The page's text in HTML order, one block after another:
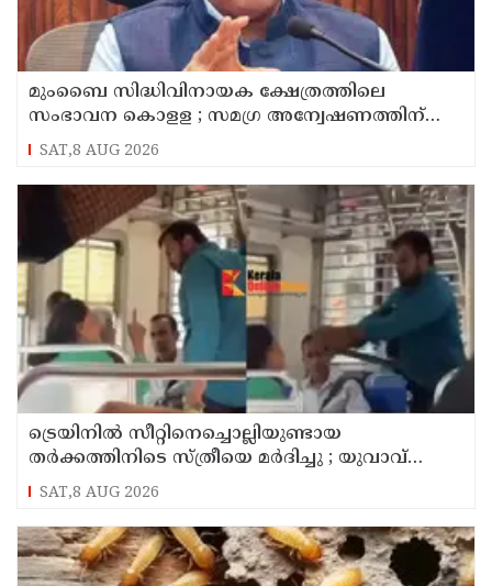
മുംബൈ സിദ്ധിവിനായക ക്ഷേത്രത്തിലെ
സംഭാവന കൊളള ; സമഗ്ര അന്വേഷണത്തിന്
ഉത്തരവിട്ട് മുഖ്യമന്ത്രി ദേവേന്ദ്ര ഫഡ്‌നാവിസ്
SAT,8 AUG 2026
ട്രെയിനിൽ സീറ്റിനെച്ചൊല്ലിയുണ്ടായ
തർക്കത്തിനിടെ സ്ത്രീയെ മർദിച്ചു ; യുവാവ്
അറസ്റ്റിൽ
SAT,8 AUG 2026